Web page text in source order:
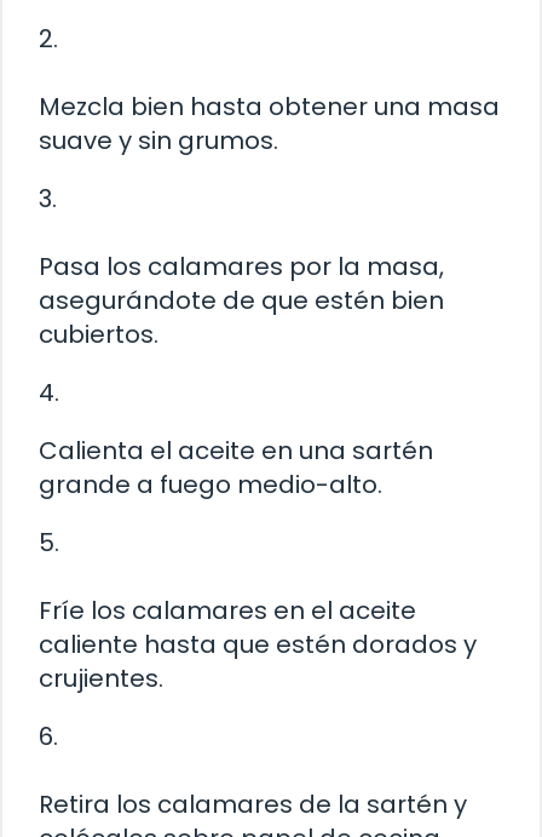
2.
Mezcla bien hasta obtener una masa
suave y sin grumos.
3.
Pasa los calamares por la masa,
asegurándote de que estén bien
cubiertos.
4.
Calienta el aceite en una sartén
grande a fuego medio-alto.
5.
Fríe los calamares en el aceite
caliente hasta que estén dorados y
crujientes.
6.
Retira los calamares de la sartén y